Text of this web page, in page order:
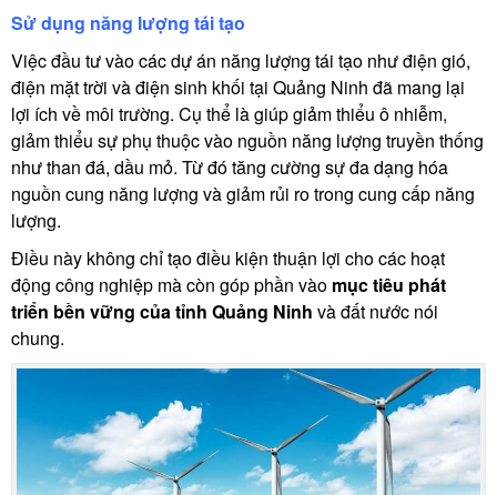
Sử dụng năng lượng tái tạo
Việc đầu tư vào các dự án năng lượng tái tạo như điện gió,
điện mặt trời và điện sinh khối tại Quảng Ninh đã mang lại
lợi ích về môi trường. Cụ thể là giúp giảm thiểu ô nhiễm,
giảm thiểu sự phụ thuộc vào nguồn năng lượng truyền thống
như than đá, dầu mỏ. Từ đó tăng cường sự đa dạng hóa
nguồn cung năng lượng và giảm rủi ro trong cung cấp năng
lượng.
Điều này không chỉ tạo điều kiện thuận lợi cho các hoạt
động công nghiệp mà còn góp phần vào mục tiêu phát
triển bền vững của tỉnh Quảng Ninh và đất nước nói
chung.